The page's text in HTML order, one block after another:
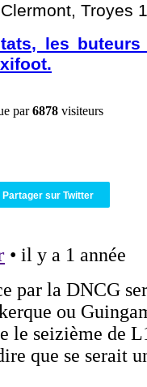
Troyes
les buteurs
par6878 visiteurs
Partager sur Twitter